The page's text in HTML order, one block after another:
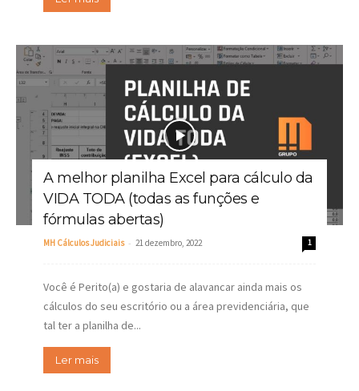
A melhor planilha Excel para cálculo da
VIDA TODA (todas as funções e
fórmulas abertas)
MH Cálculos Judiciais - 21 dezembro, 2022 1
Você é Perito(a) e gostaria de alavancar ainda mais os
cálculos do seu escritório ou a área previdenciária, que
tal ter a planilha de...
Ler mais